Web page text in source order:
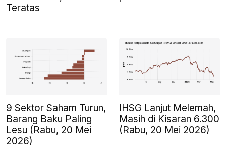
Teratas
9 Sektor Saham Turun,
Barang Baku Paling
Lesu (Rabu, 20 Mei
2026)
IHSG Lanjut Melemah,
Masih di Kisaran 6.300
(Rabu, 20 Mei 2026)